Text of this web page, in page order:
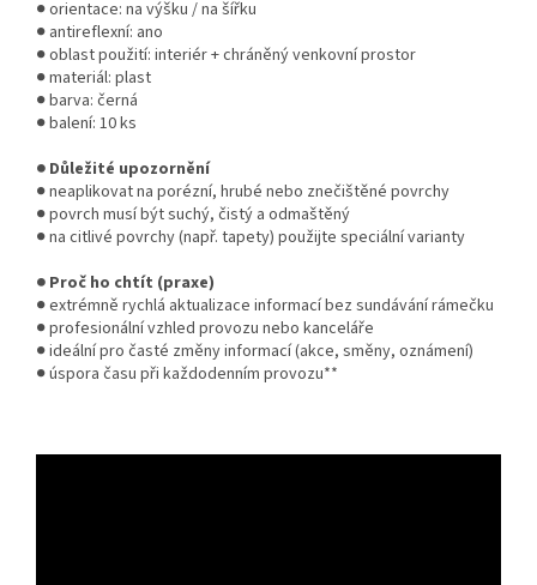
● orientace: na výšku / na šířku
● antireflexní: ano
● oblast použití: interiér + chráněný venkovní prostor
● materiál: plast
● barva: černá
● balení: 10 ks
● Důležité upozornění
● neaplikovat na porézní, hrubé nebo znečištěné povrchy
● povrch musí být suchý, čistý a odmaštěný
● na citlivé povrchy (např. tapety) použijte speciální varianty
● Proč ho chtít (praxe)
● extrémně rychlá aktualizace informací bez sundávání rámečku
● profesionální vzhled provozu nebo kanceláře
● ideální pro časté změny informací (akce, směny, oznámení)
● úspora času při každodenním provozu**